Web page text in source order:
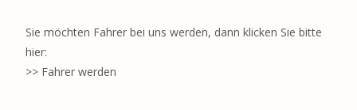
Sie möchten Fahrer bei uns werden, dann klicken Sie bitte
hier:
>> Fahrer werden